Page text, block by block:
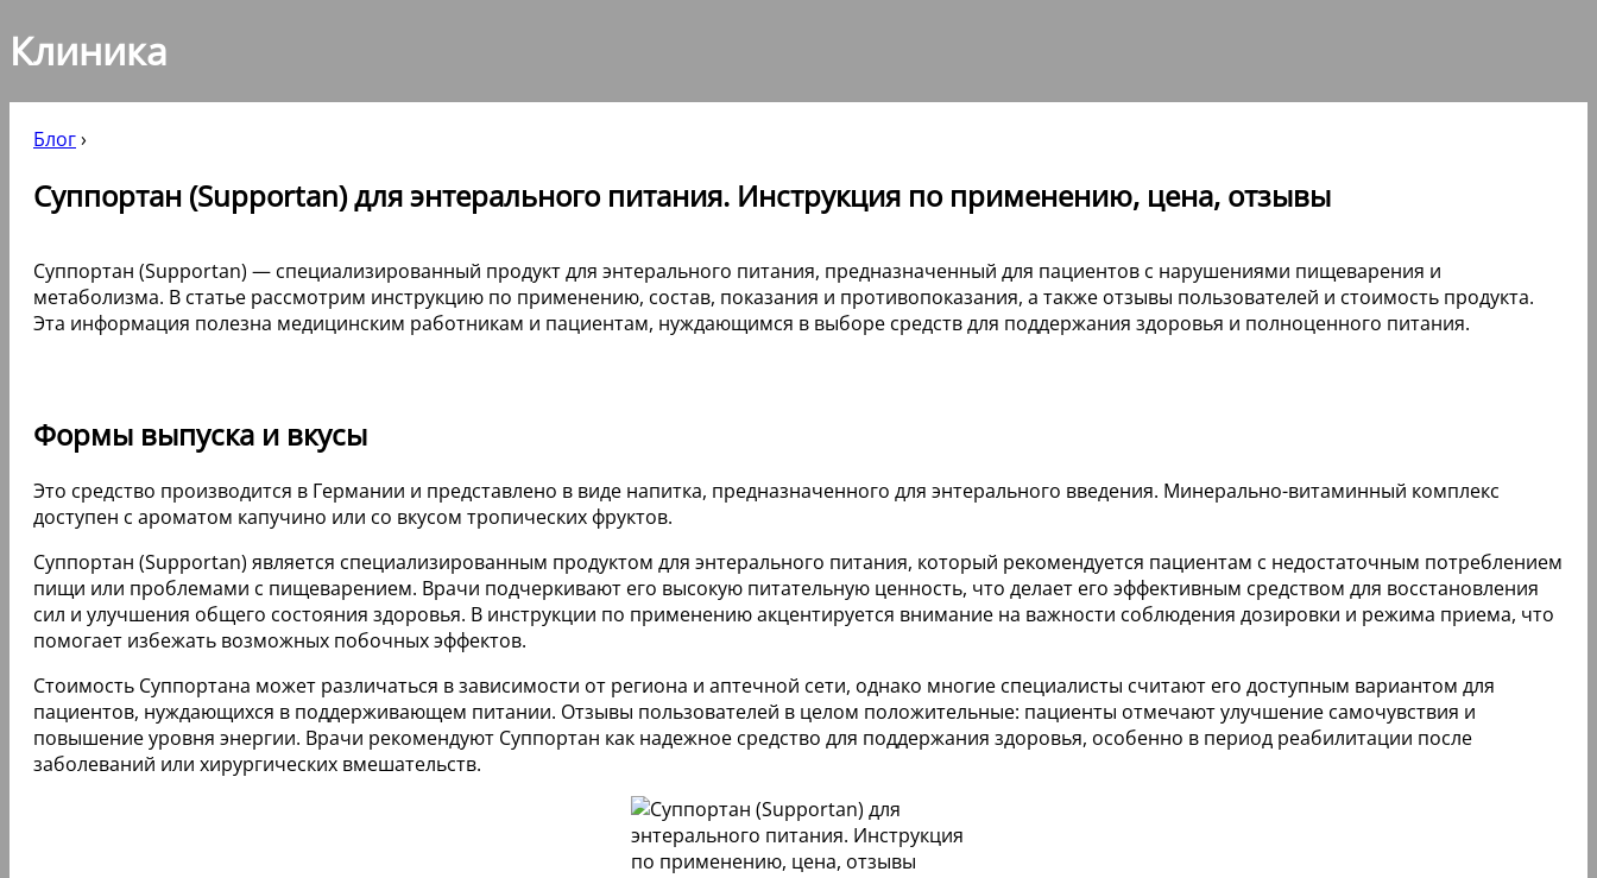
Клиника
Блог›
Суппортан (Supportan) для энтерального питания. Инструкция по применению, цена, отзывы
Суппортан (Supportan) — специализированный продукт для энтерального питания, предназначенный для пациентов с нарушениями пищеварения и
метаболизма. В статье рассмотрим инструкцию по применению, состав, показания и противопоказания, а также отзывы пользователей и стоимость продукта.
Эта информация полезна медицинским работникам и пациентам, нуждающимся в выборе средств для поддержания здоровья и полноценного питания.
Формы выпуска и вкусы
Это средство производится в Германии и представлено в виде напитка, предназначенного для энтерального введения. Минерально-витаминный комплекс
доступен с ароматом капучино или со вкусом тропических фруктов.
Суппортан (Supportan) является специализированным продуктом для энтерального питания, который рекомендуется пациентам с недостаточным потреблением
пищи или проблемами с пищеварением. Врачи подчеркивают его высокую питательную ценность, что делает его эффективным средством для восстановления
сил и улучшения общего состояния здоровья. В инструкции по применению акцентируется внимание на важности соблюдения дозировки и режима приема, что
помогает избежать возможных побочных эффектов.
Стоимость Суппортана может различаться в зависимости от региона и аптечной сети, однако многие специалисты считают его доступным вариантом для
пациентов, нуждающихся в поддерживающем питании. Отзывы пользователей в целом положительные: пациенты отмечают улучшение самочувствия и
повышение уровня энергии. Врачи рекомендуют Суппортан как надежное средство для поддержания здоровья, особенно в период реабилитации после
заболеваний или хирургических вмешательств.